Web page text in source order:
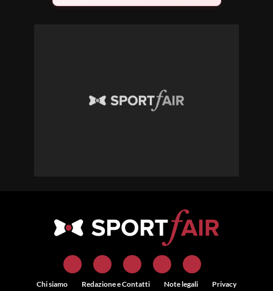
Chi siamo Redazione e Contatti Note legali Privacy